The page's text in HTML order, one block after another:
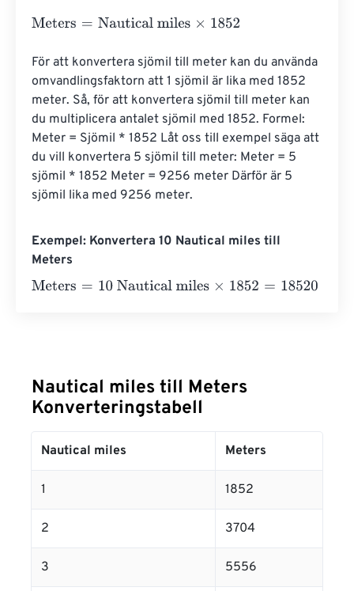
Meters= Nautical miles×1852
För att konvertera sjömil till meter kan du använda
omvandlingsfaktorn att 1 sjömil är lika med 1852
meter. Så, för att konvertera sjömil till meter kan
du multiplicera antalet sjömil med 1852. Formel:
Meter = Sjömil * 1852 Låt oss till exempel säga att
du vill konvertera 5 sjömil till meter: Meter = 5
sjömil * 1852 Meter = 9256 meter Därför är 5
sjömil lika med 9256 meter.
Exempel: Konvertera 10 Nautical miles till
Meters
Meters= 10 Nautical miles ×1852 =18520 Meters
Nautical miles till Meters
Konverteringstabell
Nautical miles Meters
1 1852
2 3704
3 5556